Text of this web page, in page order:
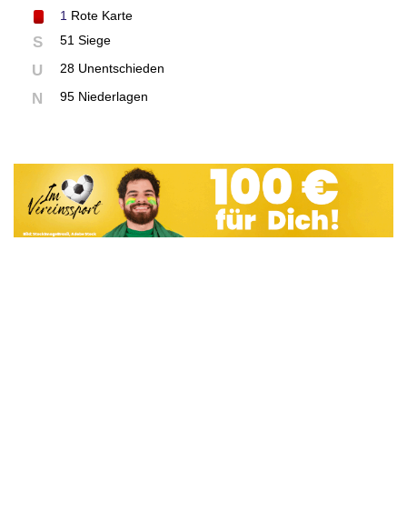
1 Rote Karte
S 51 Siege
U 28 Unentschieden
N 95 Niederlagen